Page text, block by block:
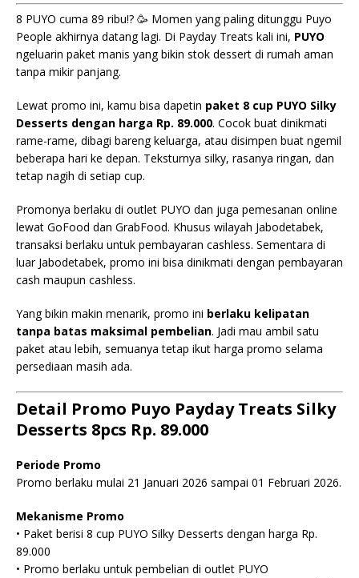
8 PUYO cuma 89 ribu!? 🥳 Momen yang paling ditunggu Puyo
People akhirnya datang lagi. Di Payday Treats kali ini, PUYO
ngeluarin paket manis yang bikin stok dessert di rumah aman
tanpa mikir panjang.
Lewat promo ini, kamu bisa dapetin paket 8 cup PUYO Silky
Desserts dengan harga Rp. 89.000. Cocok buat dinikmati
rame-rame, dibagi bareng keluarga, atau disimpen buat ngemil
beberapa hari ke depan. Teksturnya silky, rasanya ringan, dan
tetap nagih di setiap cup.
Promonya berlaku di outlet PUYO dan juga pemesanan online
lewat GoFood dan GrabFood. Khusus wilayah Jabodetabek,
transaksi berlaku untuk pembayaran cashless. Sementara di
luar Jabodetabek, promo ini bisa dinikmati dengan pembayaran
cash maupun cashless.
Yang bikin makin menarik, promo ini berlaku kelipatan
tanpa batas maksimal pembelian. Jadi mau ambil satu
paket atau lebih, semuanya tetap ikut harga promo selama
persediaan masih ada.
Detail Promo Puyo Payday Treats Silky
Desserts 8pcs Rp. 89.000
Periode Promo
Promo berlaku mulai 21 Januari 2026 sampai 01 Februari 2026.
Mekanisme Promo
• Paket berisi 8 cup PUYO Silky Desserts dengan harga Rp.
89.000
• Promo berlaku untuk pembelian di outlet PUYO